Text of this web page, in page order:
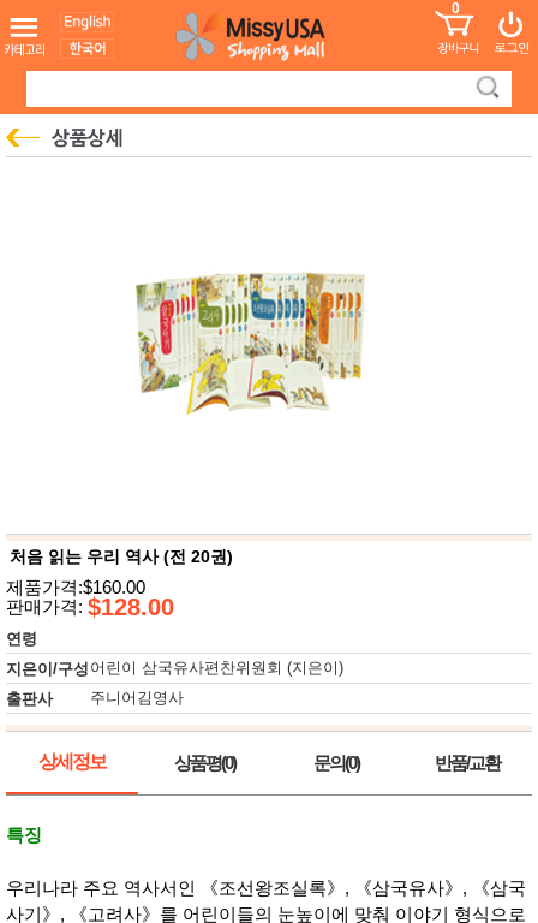
도 어린이
청소년
컬러링
만화
뷰
티
스킨케
어
메이크
업
헤어케
어/염색
바디케
어/향수
남성화
장품
품
전 주방가
계절/생
활가전
전
명품식
MissyShop
Login
0
처음 읽는 우리 역사 (전 20권)
제품가격:$160.00
판매가격: $128.00
연령
지은이/구성 어린이 삼국유사편찬위원회 (지은이)
출판사
주니어김영사
상세정보 상품평(0) 문의(0) 반품/교환
특징
우리나라 주요 역사서인 《조선왕조실록》, 《삼국유사》, 《삼국
사기》, 《고려사》를 어린이들의 눈높이에 맞춰 이야기 형식으로